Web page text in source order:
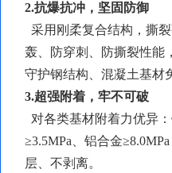
2.抗爆抗冲，坚固防御
采用刚柔复合结构， 撕
轰、防穿刺、防撕裂性能
守护钢结构、混凝土基材
3.超强附着，牢不可破
对各类基材附着力优异
≥3.5MPa、铝合金
层、不剥离。